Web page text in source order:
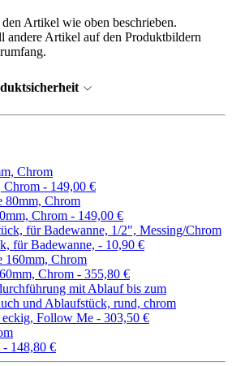
Artikel wie oben beschrieben.
andere Artikel auf den Produktbildern
Chrom - 149,00 €
Chrom - 149,00 €
für Badewanne, - 10,90 €
Chrom - 355,80 €
eckig, Follow Me - 303,50 €
- 148,80 €